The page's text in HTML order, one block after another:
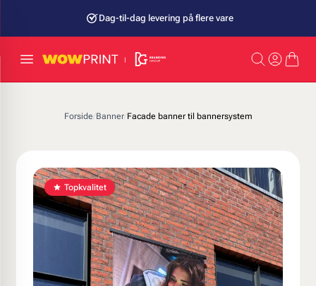
Dag-til-dag levering på flere vare
Alt til dit brand ét sted
Forside/Banner/Facade banner til bannersystem
Topkvalitet